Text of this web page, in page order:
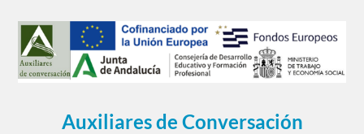
Auxiliares de Conversación